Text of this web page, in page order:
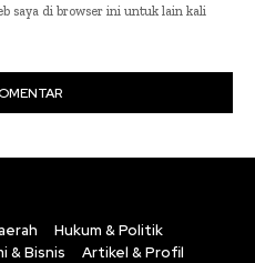
saya di browser ini untuk lain kali
Hukum & Politik
& Bisnis
Artikel & Profil